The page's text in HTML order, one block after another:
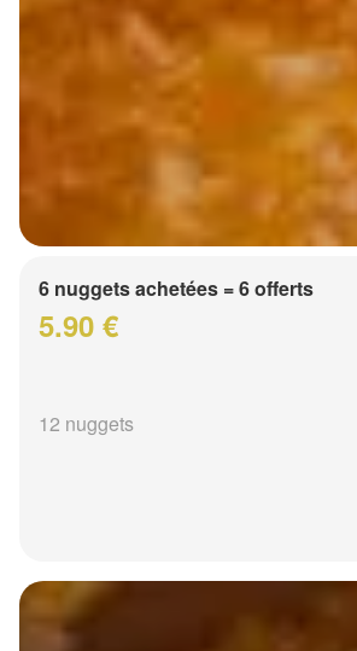
6 nuggets achetées = 6 offerts
5.90 €
12 nuggets